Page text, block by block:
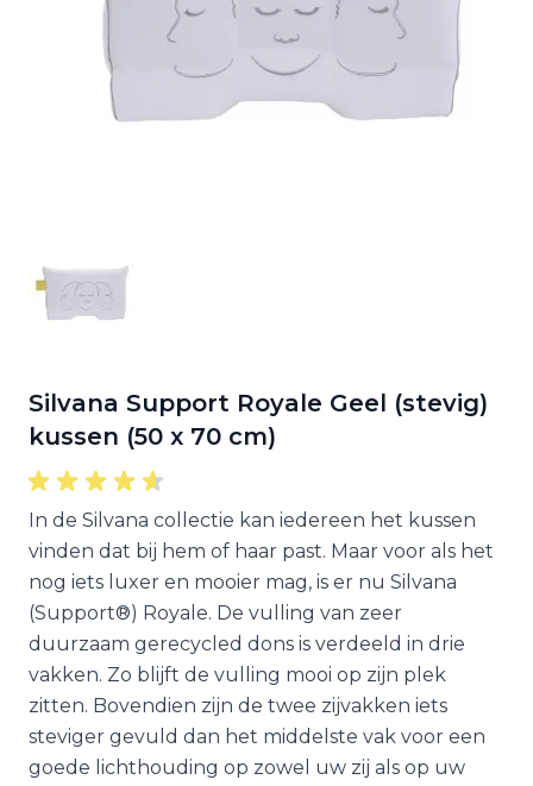
Silvana Support Royale Geel (stevig)
kussen (50 x 70 cm)
In de Silvana collectie kan iedereen het kussen
vinden dat bij hem of haar past. Maar voor als het
nog iets luxer en mooier mag, is er nu Silvana
(Support®) Royale. De vulling van zeer
duurzaam gerecycled dons is verdeeld in drie
vakken. Zo blijft de vulling mooi op zijn plek
zitten. Bovendien zijn de twee zijvakken iets
steviger gevuld dan het middelste vak voor een
goede lichthouding op zowel uw zij als op uw